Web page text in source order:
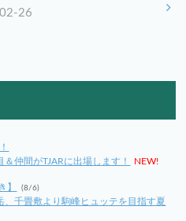
26
仲間がTJARに出場します！
NEW!
】 (8/6)
、千畳敷より駒峰ヒュッテを目指す夏